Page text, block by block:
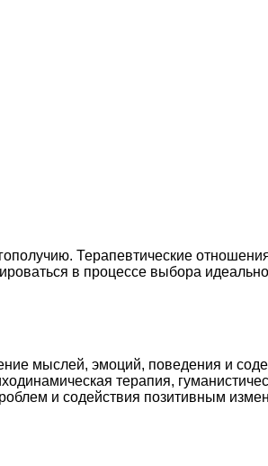
Терапевтические
в процессе выбора
мыслей, эмоций, поведения и
терапия,
и содействия позитивным